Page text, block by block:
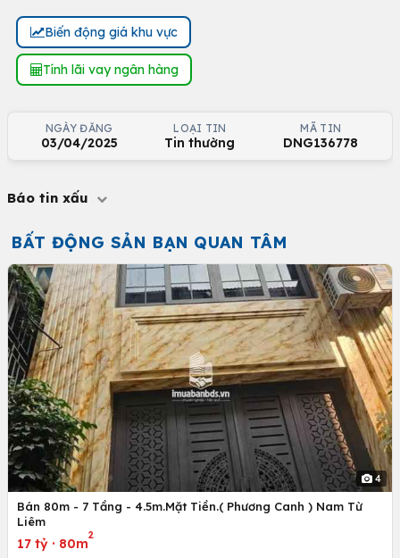
Biến động giá khu vực
Tính lãi vay ngân hàng
NGÀY ĐĂNG
03/04/2025
LOẠI TIN
Tin thường
MÃ TIN
DNG136778
Báo tin xấu
BẤT ĐỘNG SẢN BẠN QUAN TÂM
4
Bán 80m - 7 Tầng - 4.5m.Mặt Tiền.( Phương Canh ) Nam Từ
Liêm
17 tỷ · 80m
2